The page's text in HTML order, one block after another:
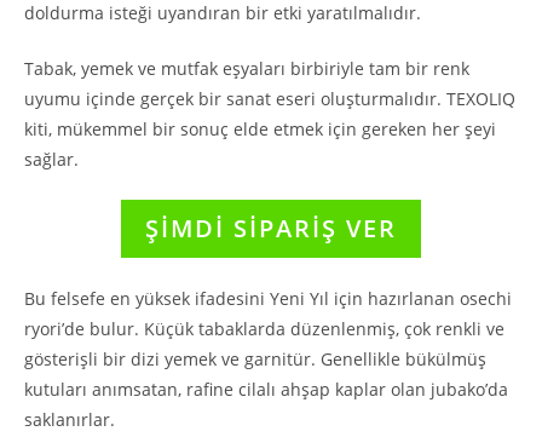
doldurma isteği uyandıran bir etki yaratılmalıdır.
Tabak, yemek ve mutfak eşyaları birbiriyle tam bir renk
uyumu içinde gerçek bir sanat eseri oluşturmalıdır. TEXOLIQ
kiti, mükemmel bir sonuç elde etmek için gereken her şeyi
sağlar.
ŞİMDİ SİPARİŞ VER
Bu felsefe en yüksek ifadesini Yeni Yıl için hazırlanan osechi
ryori’de bulur. Küçük tabaklarda düzenlenmiş, çok renkli ve
gösterişli bir dizi yemek ve garnitür. Genellikle bükülmüş
kutuları anımsatan, rafine cilalı ahşap kaplar olan jubako’da
saklanırlar.